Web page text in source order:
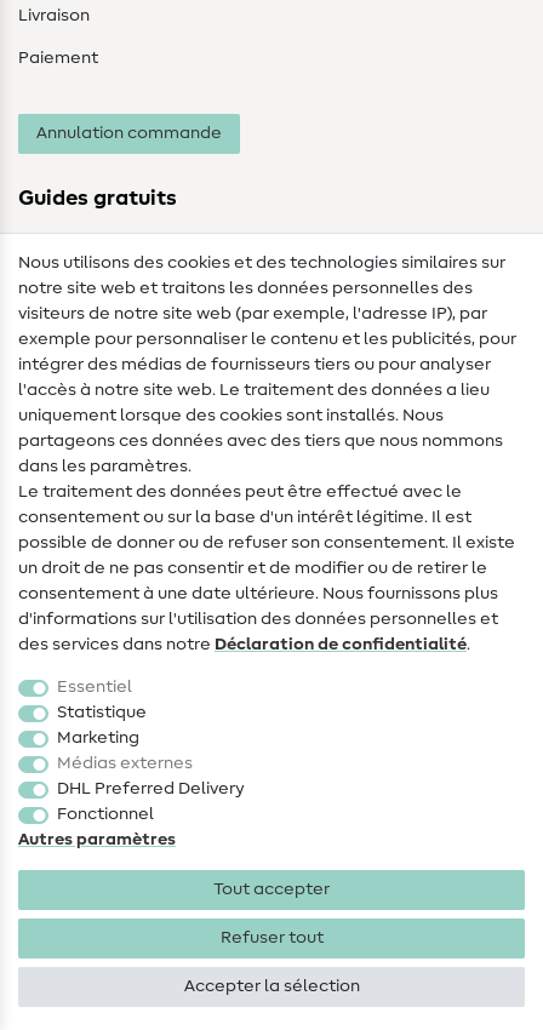
Livraison
Paiement
Annulation commande
Guides gratuits
Lexique de couture
Tutos de couture
Aide & contact
Contact
Changement de propriétaire
FAQ
Droit de rétractation
Populaire
Accessoires de couture
Promotions
Nous utilisons des cookies et des technologies similaires sur
notre site web et traitons les données personnelles des
visiteurs de notre site web (par exemple, l'adresse IP), par
exemple pour personnaliser le contenu et les publicités, pour
intégrer des médias de fournisseurs tiers ou pour analyser
l'accès à notre site web. Le traitement des données a lieu
uniquement lorsque des cookies sont installés. Nous
partageons ces données avec des tiers que nous nommons
dans les paramètres.
Le traitement des données peut être effectué avec le
consentement ou sur la base d'un intérêt légitime. Il est
possible de donner ou de refuser son consentement. Il existe
un droit de ne pas consentir et de modifier ou de retirer le
consentement à une date ultérieure. Nous fournissons plus
d'informations sur l'utilisation des données personnelles et
des services dans notre Déclaration de confidentialité.
Essentiel
Statistique
Marketing
Médias externes
DHL Preferred Delivery
Fonctionnel
Autres paramètres
Tout accepter
Refuser tout
Accepter la sélection
Mentions légales Protection des données CGV
Droit
Droits d'auteur 2026 SewIY GmbH